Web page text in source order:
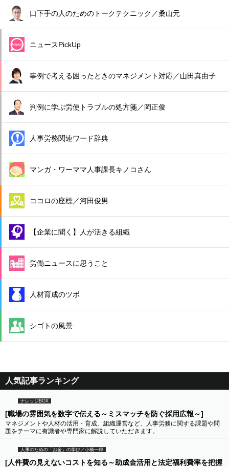
口下手の人のためのトークテクニック／桑山元
ニュースPickUp
事例で考える困ったときのマネジメント対応／山田真由子
判例に学ぶ労使トラブルの処方箋／岡正俊
人事労務関連ワード辞典
マンガ・ワーママ人事課長キノコさん
ココロの座標／河田俊男
【企業に聞く】人が活きる組織
労働ニュースに思うこと
人材育成のツボ
シゴトの風景
人気記事ランキング
ナレッジBOX
[職場の雰囲気を数字で伝える～ミスマッチを防ぐ採用広報～]
マネジメントや人材の活用・育成、組織運営など、人事労務に関する課題や問
題をテーマに有識者や専門家に解説していただきます。
人事のための「お金」の学び／小橋一輝
[人件費の見えないコストを知る～助成金活用と法定福利費率を把握